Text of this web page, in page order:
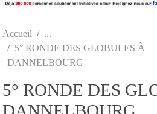
Accueil
5° RONDE DES GLOBULES À
DANNELBOURG
5° RONDE DES